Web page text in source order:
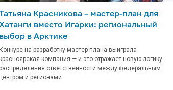
Красникова – мастер-план для
вместо Игарки: региональный
выбор в Арктике
Конкурс на разработку мастер-плана выиграла
красноярская компания — и это отражает новую логику
распределения ответственности между федеральным
центром и регионами